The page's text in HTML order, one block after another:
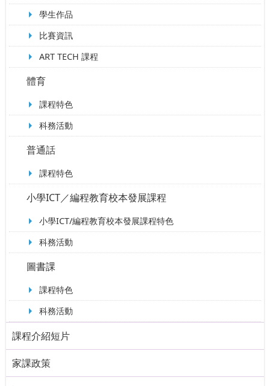
學生作品
比賽資訊
ART TECH 課程
體育
課程特色
科務活動
普通話
課程特色
小學ICT／編程教育校本發展課程
小學ICT/編程教育校本發展課程特色
科務活動
圖書課
課程特色
科務活動
課程介紹短片
家課政策